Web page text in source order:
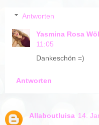
Antworten
Yasmina Rosa
11:05
Dankeschön =)
Antworten
Allaboutluisa 14.